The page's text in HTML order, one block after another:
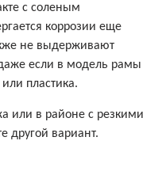
с соленым
коррозии еще
не выдерживают
если в модель рамы
пластика.
или в районе с резкими
другой вариант.